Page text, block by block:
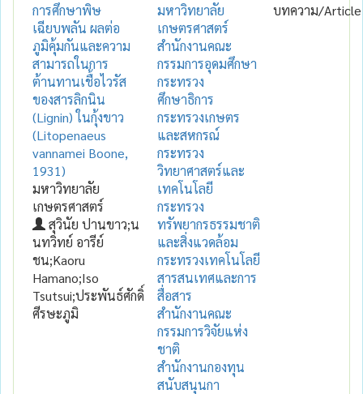
การศึกษาพิษ
เฉียบพลัน ผลต่อ
ภูมิคุ้มกันและความ
สามารถในการ
ต้านทานเชื้อไวรัส
ของสารลิกนิน
(Lignin) ในกุ้งขาว
(Litopenaeus
vannamei Boone,
1931)
มหาวิทยาลัย
เกษตรศาสตร์
สุวินัย ปานขาว;น
นทวิทย์ อารีย์
ชน;Kaoru
Hamano;Iso
Tsutsui;ประพันธ์ศักดิ์
ศีรษะภูมิ
มหาวิทยาลัย
เกษตรศาสตร์
สำนักงานคณะ
กรรมการอุดมศึกษา
กระทรวง
ศึกษาธิการ
กระทรวงเกษตร
และสหกรณ์
กระทรวง
วิทยาศาสตร์และ
เทคโนโลยี
กระทรวง
ทรัพยากรธรรมชาติ
และสิ่งแวดล้อม
กระทรวงเทคโนโลยี
สารสนเทศและการ
สื่อสาร
สำนักงานคณะ
กรรมการวิจัยแห่ง
ชาติ
สำนักงานกองทุน
สนับสนุนกา
บทความ/Article